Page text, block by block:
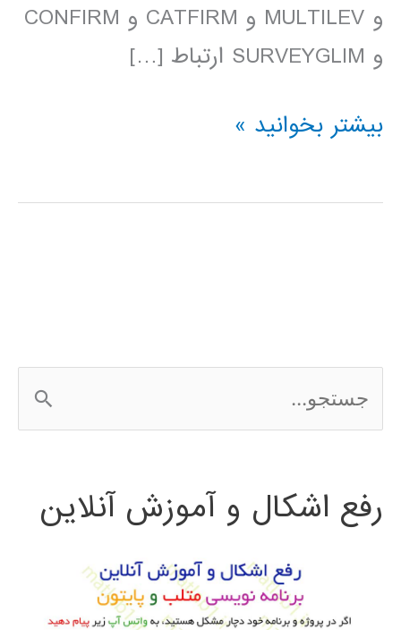
و MULTILEV و CATFIRM و CONFIRM
و SURVEYGLIM ارتباط […]
فیلم
فارسی
بیشتر بخوانید »
س
ج
رفع اشکال و آموزش آنلاین